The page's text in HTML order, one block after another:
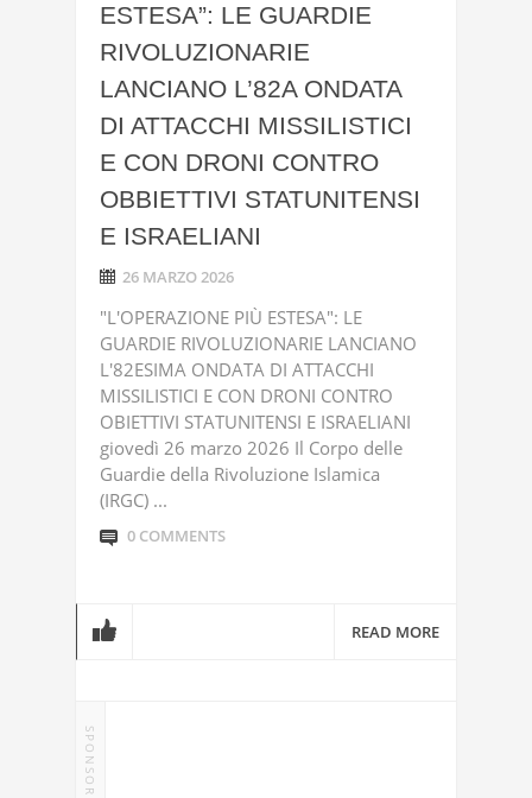
ESTESA”: LE GUARDIE
RIVOLUZIONARIE
LANCIANO L’82A ONDATA
DI ATTACCHI MISSILISTICI
E CON DRONI CONTRO
OBBIETTIVI STATUNITENSI
E ISRAELIANI
26 MARZO 2026
"L'OPERAZIONE PIÙ ESTESA": LE
GUARDIE RIVOLUZIONARIE LANCIANO
L'82ESIMA ONDATA DI ATTACCHI
MISSILISTICI E CON DRONI CONTRO
OBIETTIVI STATUNITENSI E ISRAELIANI
giovedì 26 marzo 2026 Il Corpo delle
Guardie della Rivoluzione Islamica
(IRGC) ...
0 COMMENTS
READ MORE
SPONSOR